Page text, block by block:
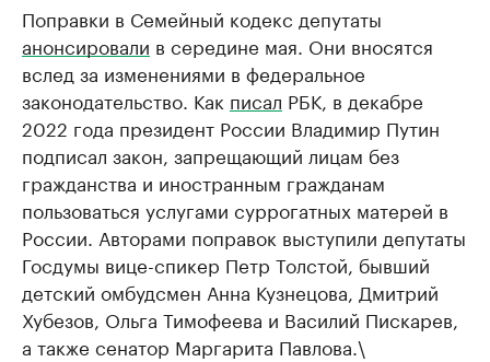
Поправки в Семейный кодекс депутаты
анонсировали в середине мая. Они вносятся
вслед за изменениями в федеральное
законодательство. Как писал РБК, в декабре
2022 года президент России Владимир Путин
подписал закон, запрещающий лицам без
гражданства и иностранным гражданам
пользоваться услугами суррогатных матерей в
России. Авторами поправок выступили депутаты
Госдумы вице-спикер Петр Толстой, бывший
детский омбудсмен Анна Кузнецова, Дмитрий
Хубезов, Ольга Тимофеева и Василий Пискарев,
а также сенатор Маргарита Павлова.\